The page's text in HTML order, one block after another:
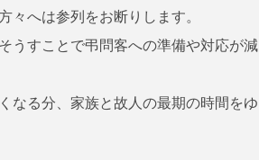
々へは参列をお断りします。
うすことで弔問客への準備や対応が減
なる分、家族と故人の最期の時間をゆ